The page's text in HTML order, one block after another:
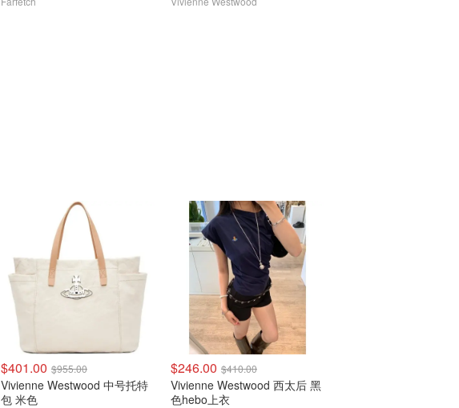
$401.00 $955.00
Vivienne Westwood 中号托特
包 米色
$246.00 $410.00
Vivienne Westwood 西太后 黑
色hebo上衣